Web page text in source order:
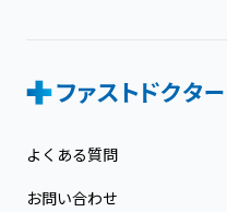
よくある質問
お問い合わせ